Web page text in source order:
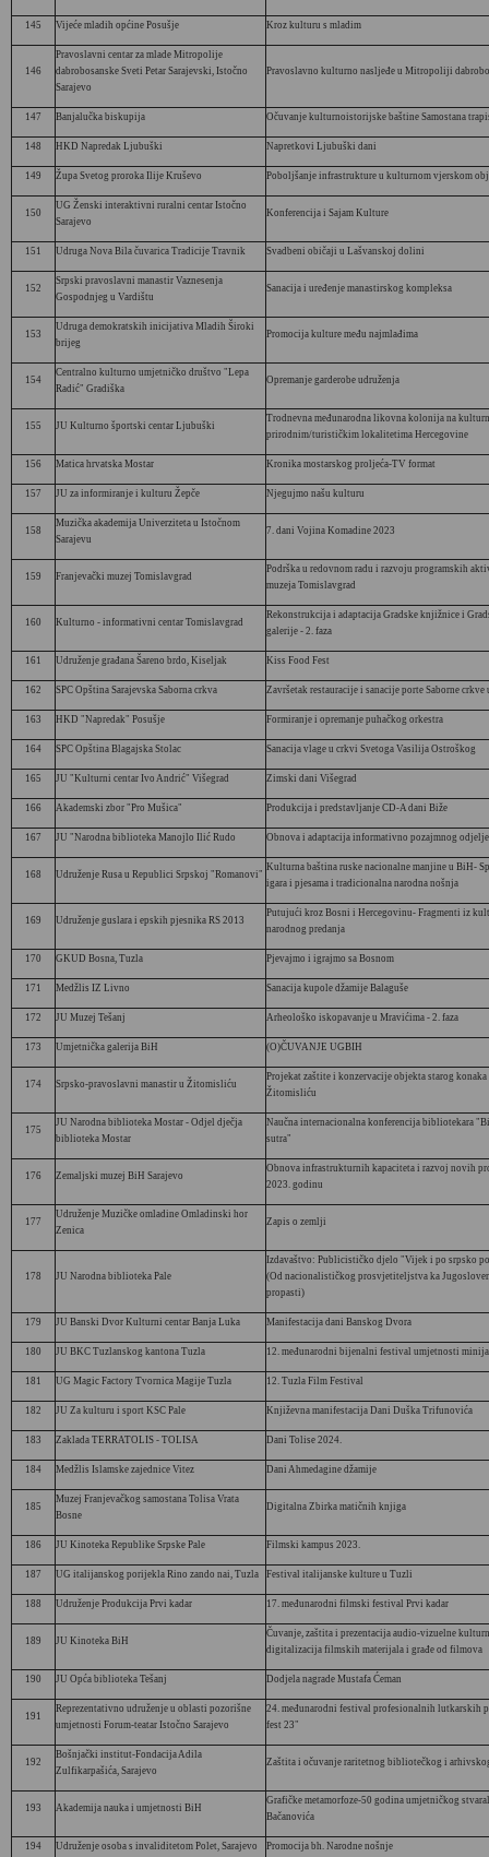
145 Vijeće mladih općine Posušje Kroz kulturu s mladim
146
Pravoslavni centar za mlade Mitropolije
dabrobosanske Sveti Petar Sarajevski, Istočno
Sarajevo
Pravoslavno kulturno nasljeđe u Mitropoliji
147 Banjalučka biskupija Očuvanje kulturnoistorijske baštine Samostana
148 HKD Napredak Ljubuški Napretkovi Ljubuški dani
149 Župa Svetog proroka Ilije Kruševo Poboljšanje infrastrukture u kulturnom vjerskom
150
UG Ženski interaktivni ruralni centar Istočno
Sarajevo
Konferencija i Sajam Kulture
151 Udruga Nova Bila čuvarica Tradicije Travnik Svadbeni običaji u Lašvanskoj dolini
152
Srpski pravoslavni manastir Vaznesenja
Gospodnjeg u Vardištu
Sanacija i uređenje manastirskog kompleksa
153
Udruga demokratskih inicijativa Mladih Široki
brijeg
Promocija kulture među najmlađima
154
Centralno kulturno umjetničko društvo "Lepa
Radić" Gradiška
Opremanje garderobe udruženja
155 JU Kulturno športski centar Ljubuški
Trodnevna međunarodna likovna kolonija na
prirodnim/turističkim lokalitetima Hercegovine
156 Matica hrvatska Mostar Kronika mostarskog proljeća-TV format
157 JU za informiranje i kulturu Žepče Njegujmo našu kulturu
158
Muzička akademija Univerziteta u Istočnom
Sarajevu
7. dani Vojina Komadine 2023
159 Franjevački muzej Tomislavgrad
Podrška u redovnom radu i razvoju programskih
muzeja Tomislavgrad
160 Kulturno - informativni centar Tomislavgrad
Rekonstrukcija i adaptacija Gradske knjižnice i
galerije - 2. faza
161 Udruženje građana Šareno brdo, Kiseljak Kiss Food Fest
162 SPC Opština Sarajevska Saborna crkva Završetak restauracije i sanacije porte Saborne crkve
163 HKD "Napredak" Posušje Formiranje i opremanje puhačkog orkestra
164 SPC Opština Blagajska Stolac Sanacija vlage u crkvi Svetoga Vasilija Ostroškog
165 JU "Kulturni centar Ivo Andrić" Višegrad Zimski dani Višegrad
166 Akademski zbor "Pro Mušica" Produkcija i predstavljanje CD-A dani Biže
167 JU "Narodna biblioteka Manojlo Ilić Rudo Obnova i adaptacija informativno pozajmnog
168 Udruženje Rusa u Republici Srpskoj "Romanovi"
Kulturna baština ruske nacionalne manjine u BiH-
igara i pjesama i tradicionalna narodna nošnja
169 Udruženje guslara i epskih pjesnika RS 2013
Putujući kroz Bosni i Hercegovinu- Fragmenti iz
narodnog predanja
170 GKUD Bosna, Tuzla Pjevajmo i igrajmo sa Bosnom
171 Medžlis IZ Livno Sanacija kupole džamije Balaguše
172 JU Muzej Tešanj Arheološko iskopavanje u Mravićima - 2. faza
173 Umjetnička galerija BiH (O)ČUVANJE UGBIH
174 Srpsko-pravoslavni manastir u Žitomisliću
Projekat zaštite i konzervacije objekta starog
Žitomisliću
175
JU Narodna biblioteka Mostar - Odjel dječja
biblioteka Mostar
Naučna internacionalna konferencija bibliotekara
sutra"
176 Zemaljski muzej BiH Sarajevo
Obnova infrastrukturnih kapaciteta i razvoj novih
2023. godinu
177
Udruženje Muzičke omladine Omladinski hor
Zenica
Zapis o zemlji
178 JU Narodna biblioteka Pale
Izdavaštvo: Publicističko djelo "Vijek i po srpsko
(Od nacionalističkog prosvjetiteljstva ka
propasti)
179 JU Banski Dvor Kulturni centar Banja Luka Manifestacija dani Banskog Dvora
180 JU BKC Tuzlanskog kantona Tuzla 12. međunarodni bijenalni festival umjetnosti
181 UG Magic Factory Tvornica Magije Tuzla 12. Tuzla Film Festival
182 JU Za kulturu i sport KSC Pale Književna manifestacija Dani Duška Trifunovića
183 Zaklada TERRATOLIS - TOLISA Dani Tolise 2024.
184 Medžlis Islamske zajednice Vitez Dani Ahmedagine džamije
185
Muzej Franjevačkog samostana Tolisa Vrata
Bosne
Digitalna Zbirka matičnih knjiga
186 JU Kinoteka Republike Srpske Pale Filmski kampus 2023.
187 UG italijanskog porijekla Rino zando nai, Tuzla Festival italijanske kulture u Tuzli
188 Udruženje Produkcija Prvi kadar 17. međunarodni filmski festival Prvi kadar
189 JU Kinoteka BiH
Čuvanje, zaštita i prezentacija audio-vizuelne
digitalizacija filmskih materijala i građe od filmova
190 JU Opća biblioteka Tešanj Dodjela nagrade Mustafa Ćeman
191
Reprezentativno udruženje u oblasti pozorišne
umjetnosti Forum-teatar Istočno Sarajevo
24. međunarodni festival profesionalnih lutkarskih
fest 23"
192
Bošnjački institut-Fondacija Adila
Zulfikarpašića, Sarajevo
Zaštita i očuvanje raritetnog bibliotečkog i
193 Akademija nauka i umjetnosti BiH
Grafičke metamorfoze-50 godina umjetničkog
Bačanovića
194 Udruženje osoba s invaliditetom Polet, Sarajevo Promocija bh. Narodne nošnje